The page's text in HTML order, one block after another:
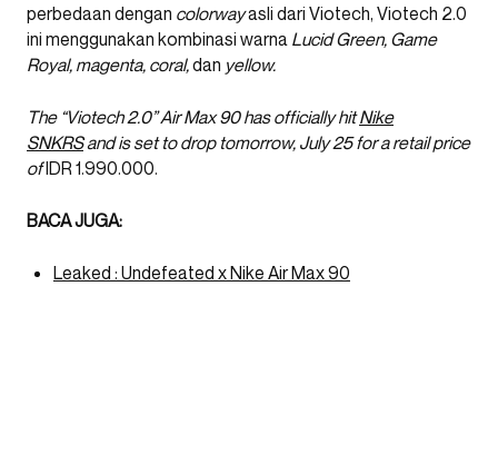
perbedaan dengan colorwayasli dari Viotech, Viotech 2.0
ini menggunakan kombinasi warna Lucid Green, Game
Royal, magenta, coral,dan yellow.
The “Viotech 2.0” Air Max 90 has officially hitNike
SNKRSand is set to drop tomorrow, July 25 for a retail price
ofIDR 1.990.000.
BACA JUGA:
Leaked : Undefeated x Nike Air Max 90